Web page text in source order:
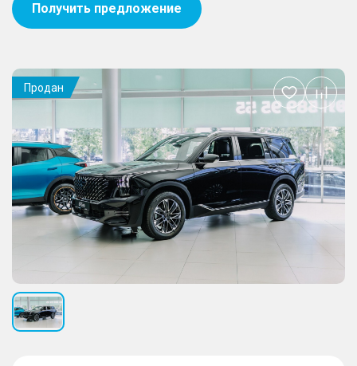
Получить предложение
Продан
Добавить
в
избранное